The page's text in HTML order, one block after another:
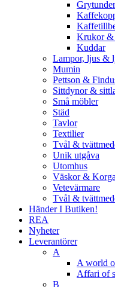
Krukor &
Kuddar
Lampor, ljus &
Mumin
Pettson &
Sittdynor &
Små möbler
Städ
Tavlor
Textilier
Tvål &
Unik utgåva
Utomhus
Väskor &
Vetevärmare
Tvål &
Händer I Butiken!
REA
Nyheter
Leverantörer
A
A world
Affari of
B